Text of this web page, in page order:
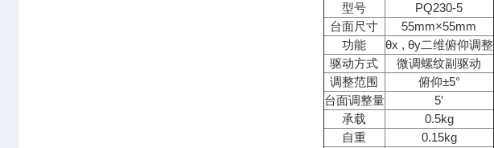
型号
PQ230-5
台面尺寸
55mm×55mm
功能
θx , θy二维俯仰调整
驱动方式
微调螺纹副驱动
调整范围
俯仰±5°
台面调整量
5′
承载
0.5kg
自重
0.15kg